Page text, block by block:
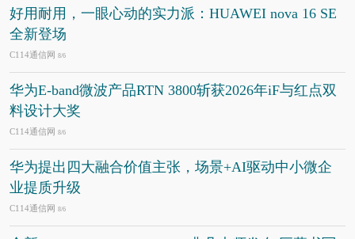
好用耐用，一眼心动的实力派：HUAWEI nova 16 SE
全新登场
C114通信网 8/6
华为E-band微波产品RTN 3800斩获2026年iF与红点双
料设计大奖
C114通信网 8/6
华为提出四大融合价值主张，场景+AI驱动中小微企
业提质升级
C114通信网 8/6